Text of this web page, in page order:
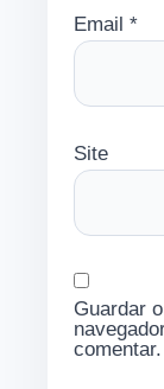
Email *
Site
Guardar
comentar.